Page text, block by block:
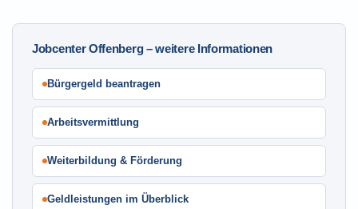
Jobcenter Offenberg – weitere Informationen
Bürgergeld beantragen
Arbeitsvermittlung
Weiterbildung & Förderung
Geldleistungen im Überblick